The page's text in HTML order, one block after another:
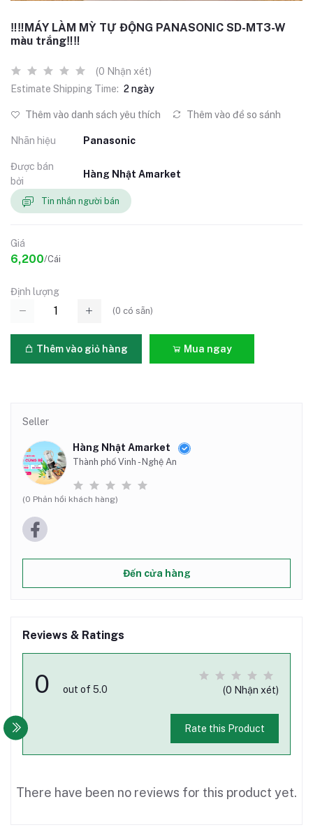
‼️‼️MÁY LÀM MỲ TỰ ĐỘNG PANASONIC SD-MT3-W
màu trắng‼️‼️
(0 Nhận xét)
Estimate Shipping Time: 2 ngày
Thêm vào danh sách yêu thích Thêm vào để so sánh
Nhãn hiệu Panasonic
Được bán
bởi
Hàng Nhật Amarket
Tin nhắn người bán
Giá
6,200/Cái
Định lượng
(0 có sẵn)
Thêm vào giỏ hàng Mua ngay
Seller
Hàng Nhật Amarket
Thành phố Vinh - Nghệ An
(0 Phản hồi khách hàng)
Đến cửa hàng
Reviews & Ratings
0 out of 5.0 (0 Nhận xét)
Rate this Product
There have been no reviews for this product yet.